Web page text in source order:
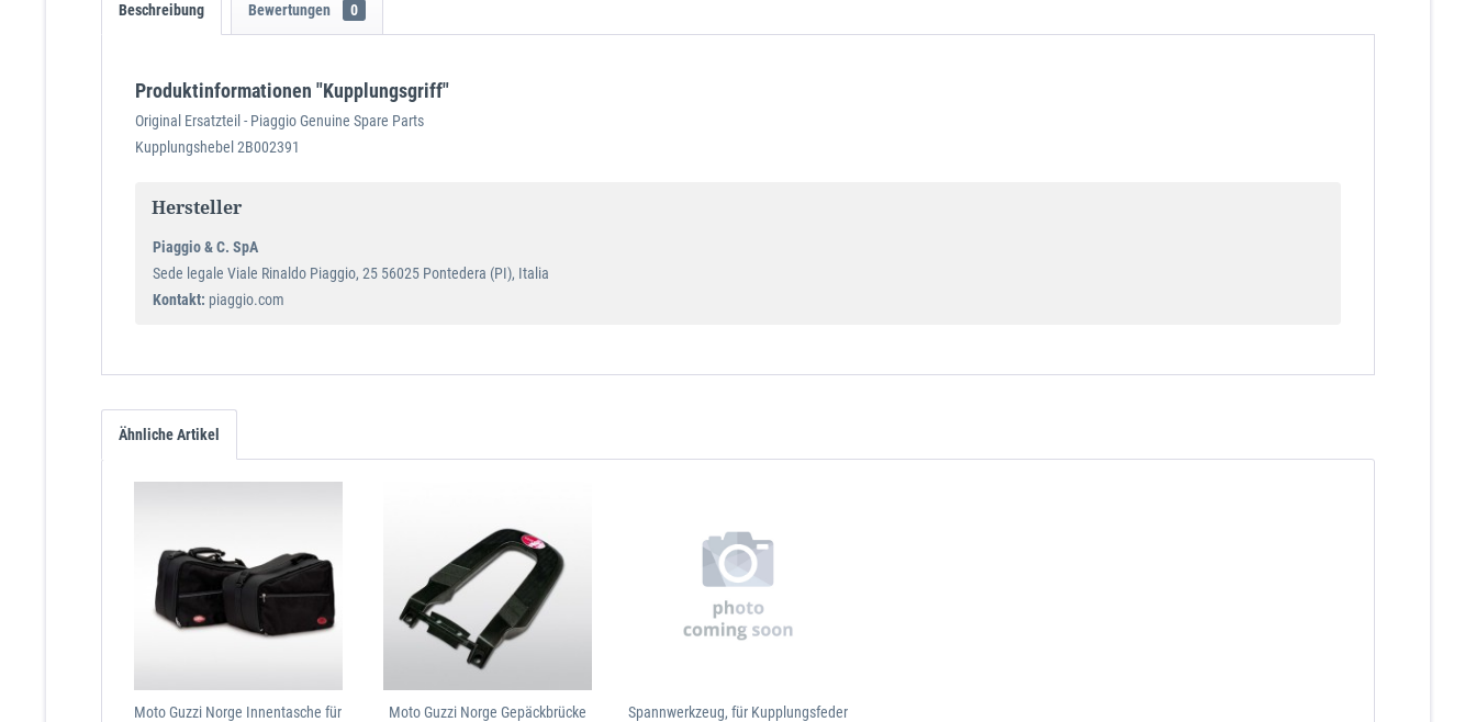
Beschreibung Bewertungen 0
Produktinformationen "Kupplungsgriff"
Original Ersatzteil - Piaggio Genuine Spare Parts
Kupplungshebel 2B002391
Hersteller
Piaggio & C. SpA
Sede legale Viale Rinaldo Piaggio, 25 56025 Pontedera (PI), Italia
Kontakt: piaggio.com
Ähnliche Artikel
Moto Guzzi Norge Innentasche für
Moto Guzzi Norge Gepäckbrücke Spannwerkzeug, für Kupplungsfeder